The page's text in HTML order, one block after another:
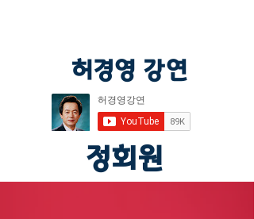
허경영 강연
정회원